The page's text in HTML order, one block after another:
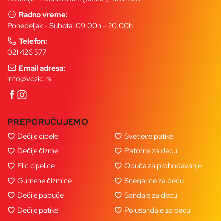
Radno vreme:
Ponedeljak - Subota: 09:00h – 20:00h
Telefon:
021 426 577
Email adresa:
info@vozic.rs
PREPORUČUJEMO
Dečije cipele
Dečije čizme
Flic cipelice
Gumene čizmice
Dečije papuče
Dečije patike
Svetleće patike
Patofne za decu
Obuća za prohodavanje
Snegarice za decu
Sandale za decu
Polusandale za decu